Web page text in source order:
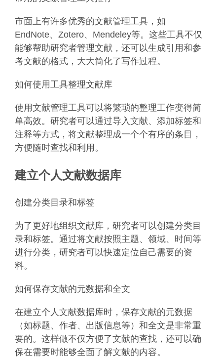
市面上有许多优秀的文献管理工具，如
EndNote、Zotero、Mendeley等。这些工具不仅
能够帮助研究者管理文献，还可以生成引用和参
考文献的格式，大大简化了写作过程。
如何使用工具整理文献库
使用文献管理工具可以将繁琐的整理工作变得简
单高效。研究者可以通过导入文献、添加标签和
注释等方式，将文献整理成一个个有序的条目，
方便随时查找和利用。
建立个人文献数据库
创建分类目录和标签
为了更好地组织文献库，研究者可以创建分类目
录和标签。通过将文献按照主题、领域、时间等
进行分类，研究者可以快速定位自己需要的资
料。
如何保存文献的元数据和全文
在建立个人文献数据库时，保存文献的元数据
（如标题、作者、出版信息等）和全文是非常重
要的。这样做不仅方便了文献的查找，还可以确
保在需要时能够全面了解文献的内容。